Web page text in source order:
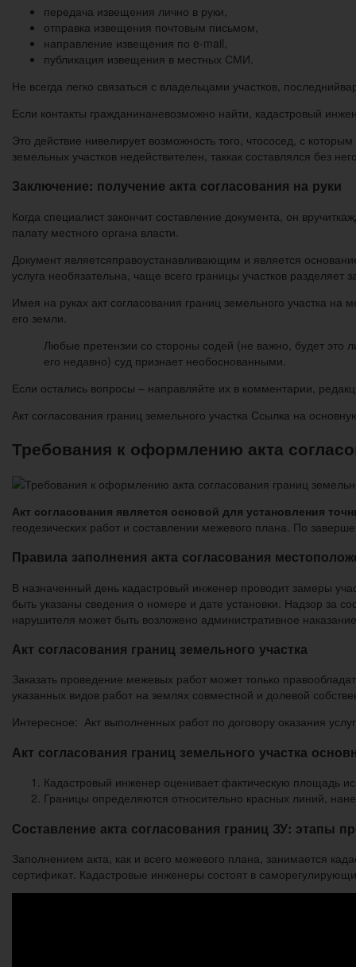
передача извещения лично в руки,
отправка извещения почтовым письмом,
направление извещения по e-mail,
публикация извещения в местных СМИ.
Не всегда легко связаться с владельцами участков,
Если контакты гражданинаневозможно найти, кадастровый
Это действие нивелирует возможность того, чтососед, с
земельных участков недействителен, таккак составлялся без
Заключение: получение акта согласования на руки
Когда специалист закончит составление документа, он
палату местного органа власти.
Документ являетсяправоустанавливающим и является
услуга необязательна, чаще всего границы участков
Имея на руках акт согласования границ земельного участка на
его земли.
Любые претензии со стороны содей (не важно, будет это
его недавно) суд признает необоснованными.
Если остались вопросы – направляйте их в комментарии,
Акт согласования границ земельного участка Ссылка на
Требования к оформлению акта
Акт согласования является основой для установления
геодезических работ и составлении межевого плана. По
Правила заполнения акта согласования
В назначенный день кадастровый инженер проводит замеры
быть указаны сведения о номере и дате установки. Надзор за
нарушителя может быть возложено административное
Акт согласования границ земельного участка
Заказать проведение межевых работ может только
указанных видов работ на землях совместной и долевой
Интересное: Акт выполненных работ по договору оказания услуг
Акт согласования границ земельного участка
Кадастровый инженер оценивает фактическую площадь
Границы определяются относительно красных линий,
Составление акта согласования границ ЗУ: этапы
Заполнением акта, как и всего межевого плана, занимается
сертификат. Кадастровые инженеры состоят в